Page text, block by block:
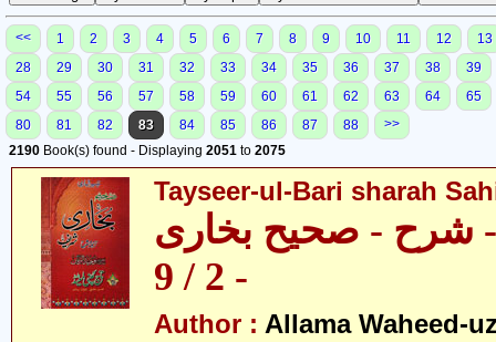
<< 1 2 3 4 5 6 7 8 9 10 11 12
13
28
29 30 31 32 33 34 35 36 37 38
39
54
55 56 57 58 59 60 61 62 63 64
65
80
81 82 83 84 85 86 87 88
>>
2190 Book(s) found - Displaying 2051 to 2075
Tayseer-ul-Bari sharah
- شرح - صحیح بخاری
- 2 / 9
Author : Allama Waheed-